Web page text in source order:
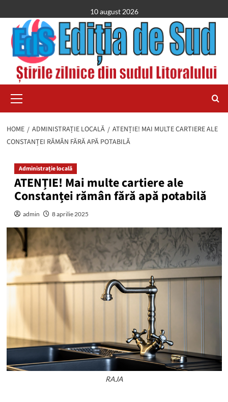
to
content
10 august 2026
Menu
HOME ADMINISTRAȚIE LOCALĂ
ATENȚIE! MAI MULTE CARTIERE ALE
CONSTANȚEI RĂMÂN FĂRĂ APĂ POTABILĂ
Administrație locală
ATENȚIE! Mai multe cartiere ale
Constanței rămân fără apă potabilă
admin 8 aprilie 2025
RAJA